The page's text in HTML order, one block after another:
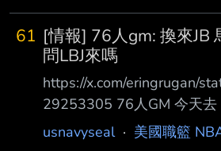
enough given the salary
Cavs are currently in,
61 [情報] 76人gm: 換來JB
問LBJ來嗎
https://x.com/eringrugan/
29253305 76人GM 今天去
球 後來在包廂談LeBron的
usnavyseal· 美國職籃